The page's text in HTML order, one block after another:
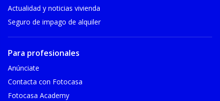
Actualidad y noticias vivienda
Seguro de impago de alquiler
Para profesionales
Anúnciate
Contacta con Fotocasa
Fotocasa Academy